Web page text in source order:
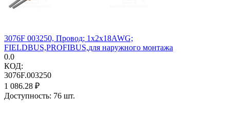
3076F 003250, Провод; 1x2x18AWG;
FIELDBUS,PROFIBUS,для наружного монтажа
0.0
КОД:
3076F.003250
1 086.28 ₽
Доступность: 76 шт.